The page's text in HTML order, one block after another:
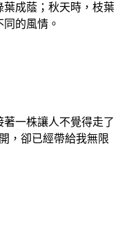
成蔭；秋天時，枝葉
的風情。
一株讓人不覺得走了
，卻已經帶給我無限